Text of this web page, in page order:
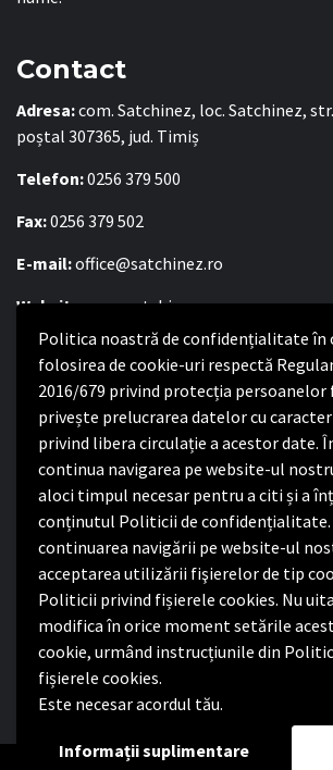
Politica noastră de confidențialitate în
folosirea de cookie-uri respectă
2016/679 privind protecția persoanelor
privește prelucrarea datelor cu
privind libera circulație a acestor date.
continua navigarea pe website-ul
aloci timpul necesar pentru a citi și a
conținutul Politicii de confidențialitate.
continuarea navigării pe website-ul
acceptarea utilizării fişierelor de tip
Politicii privind fișierele cookies. Nu
modifica în orice moment setările
cookie, urmând instrucțiunile din
fișierele cookies.
Este necesar acordul tău.
Informații suplimentare
Contact
Adresa:com. Satchinez, loc. Satchinez,
poștal 307365, jud. Timiș
Telefon:0256 379 500
Fax:0256 379 502
E-mail:office@satchinez.ro
Website:www.satchinez.ro
Program cu publicul:
Luni – Joi:8:00-16:30
Vineri:8:00 – 14:00
Politica de
Politica de confidențialitate
Nota de informare privind implementarea
(UE) 2016/679
Termeni și condiții de utilizare website